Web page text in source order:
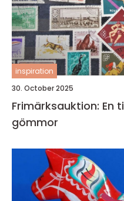
inspiration
30. October 2025
Frimärksauktion: En
gömmor